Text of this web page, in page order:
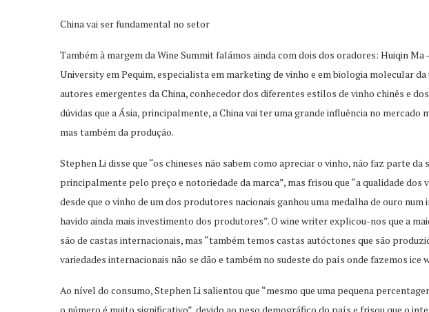
China vai ser fundamental no setor
Também à margem da Wine Summit falámos ainda com dois dos oradores: Huiqin
University em Pequim, especialista em marketing de vinho e em biologia molecular da
autores emergentes da China, conhecedor dos diferentes estilos de vinho chinês e
dúvidas que a Ásia, principalmente, a China vai ter uma grande influência no mercado
mas também da produção.
Stephen Li disse que “os chineses não sabem como apreciar o vinho, não faz parte
principalmente pelo preço e notoriedade da marca”, mas frisou que “a qualidade dos
desde que o vinho de um dos produtores nacionais ganhou uma medalha de ouro
havido ainda mais investimento dos produtores”. O wine writer explicou-nos que a
são de castas internacionais, mas “também temos castas autóctones que são
variedades internacionais não se dão e também no sudeste do país onde fazemos ice
Ao nível do consumo, Stephen Li salientou que “mesmo que uma pequena